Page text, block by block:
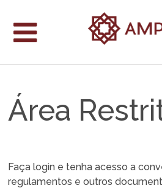
Área
Faça login e tenha acesso a
regulamentos e outros